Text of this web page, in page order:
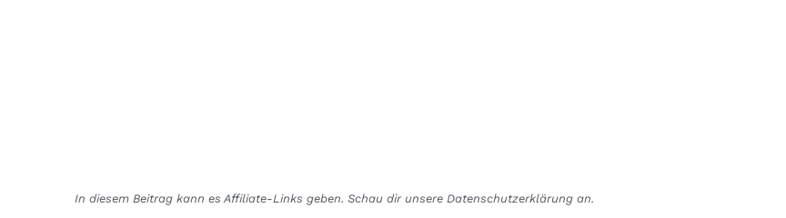
In diesem Beitrag kann es Affiliate-Links geben. Schau dir unsere Datenschutzerklärung an.